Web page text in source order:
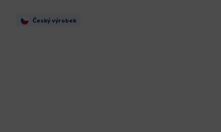
Český výrobek